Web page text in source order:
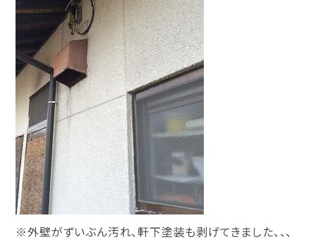
※外壁がずいぶん汚れ、軒下塗装も剥げてきました、、、